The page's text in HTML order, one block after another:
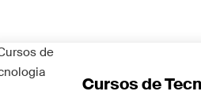
Cursos de